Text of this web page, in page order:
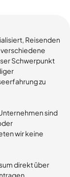
Reisenden
Schwerpunkt
zu
sind
wir keine
direkt über